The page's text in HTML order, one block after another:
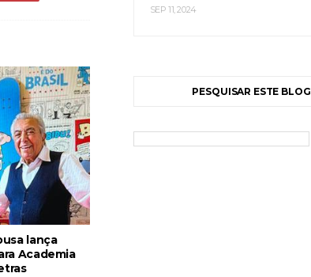
lança
Academia
SEP 11, 2024
PESQUISAR ESTE BLOG